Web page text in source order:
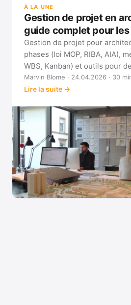
À LA UNE
Gestion de projet en
guide complet pour
Gestion de projet pour
phases (loi MOP, RIBA, AIA),
WBS, Kanban) et outils pour
réellement pilotables.
Marvin Blome · 24.04.2026 · 30
Lire la suite →